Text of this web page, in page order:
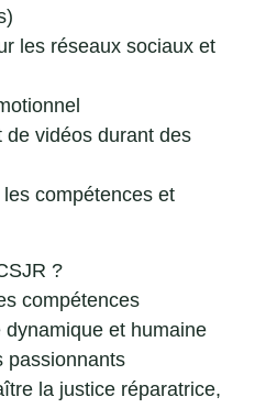
les réseaux sociaux et
vidéos durant des
compétences et
?
compétences
et humaine
passionnants
la justice réparatrice,